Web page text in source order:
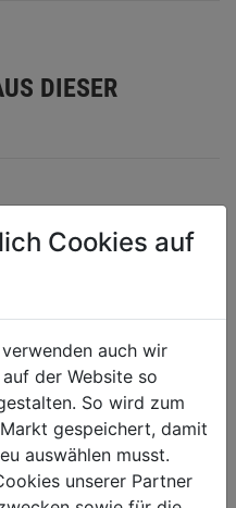
DIESER
Cookies auf
auch wir
der Website so
So wird zum
gespeichert, damit
auswählen musst.
unserer Partner